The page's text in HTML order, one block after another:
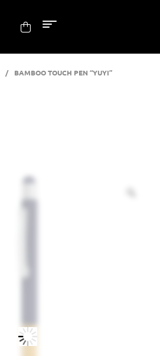
/ BAMBOO TOUCH PEN “YUYI”